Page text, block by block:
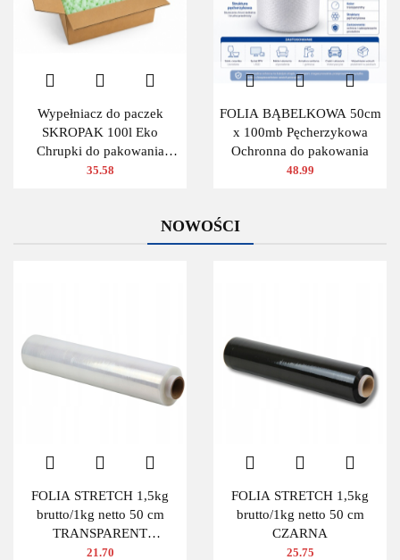
Wypełniacz do paczek
SKROPAK 100l Eko
Chrupki do pakowania
ZIELONY
35.58
FOLIA BĄBELKOWA 50cm
x 100mb Pęcherzykowa
Ochronna do pakowania
48.99
NOWOŚCI
FOLIA STRETCH 1,5kg
brutto/1kg netto 50 cm
TRANSPARENT
BEZBARWNA
21.70
FOLIA STRETCH 1,5kg
brutto/1kg netto 50 cm
CZARNA
25.75